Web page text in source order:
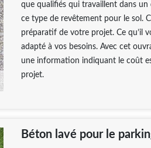
que qualifiés qui travaillent dans
ce type de revêtement pour le sol.
préparatif de votre projet. Ce qu’il
adapté à vos besoins. Avec cet
une information indiquant le coût
projet.
Béton lavé pour le